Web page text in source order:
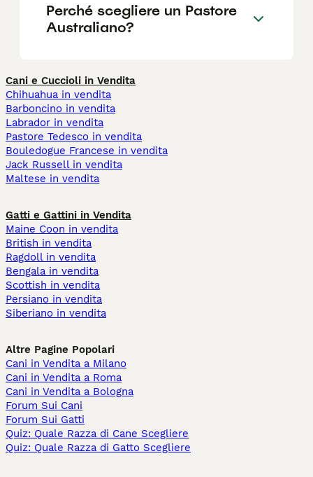
Perché scegliere un Pastore
Australiano?
Cani e Cuccioli in Vendita
Chihuahua in vendita
Barboncino in vendita
Labrador in vendita
Pastore Tedesco in vendita
Bouledogue Francese in vendita
Jack Russell in vendita
Maltese in vendita
Gatti e Gattini in Vendita
Maine Coon in vendita
British in vendita
Ragdoll in vendita
Bengala in vendita
Scottish in vendita
Persiano in vendita
Siberiano in vendita
Altre Pagine Popolari
Cani in Vendita a Milano
Cani in Vendita a Roma
Cani in Vendita a Bologna
Forum Sui Cani
Forum Sui Gatti
Quiz: Quale Razza di Cane Scegliere
Quiz: Quale Razza di Gatto Scegliere